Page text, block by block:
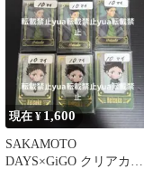
現在 ¥1,600
SAKAMOTO
DAYS×GiGO クリアカー